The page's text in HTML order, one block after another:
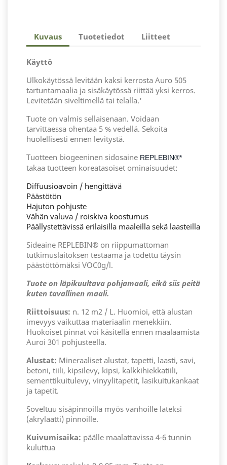
Kuvaus Tuotetiedot Liitteet
Käyttö
Ulkokäytössä levitään kaksi kerrosta Auro 505
tartuntamaalia ja sisäkäytössä riittää yksi kerros.
Levitetään siveltimellä tai telalla.'
Tuote on valmis sellaisenaan. Voidaan
tarvittaessa ohentaa 5 % vedellä. Sekoita
huolellisesti ennen levitystä.
Tuotteen biogeeninen sidosaine REPLEBIN®*
takaa tuotteen koreatasoiset ominaisuudet:
Diffuusioavoin / hengittävä
Päästötön
Hajuton pohjuste
Vähän valuva / roiskiva koostumus
Päällystettävissä erilaisilla maaleilla sekä laasteilla
Sideaine REPLEBIN® on riippumattoman
tutkimuslaitoksen testaama ja todettu täysin
päästöttömäksi VOC0g/l.
Tuote on läpikuultava pohjamaali, eikä siis peitä
kuten tavallinen maali.
Riittoisuus: n. 12 m2 / L. Huomioi, että alustan
imevyys vaikuttaa materiaalin menekkiin.
Huokoiset pinnat voi käsitellä ennen maalaamista
Auroi 301 pohjusteella.
Alustat: Mineraaliset alustat, tapetti, laasti, savi,
betoni, tiili, kipsilevy, kipsi, kalkkihiekkatiili,
sementtikuitulevy, vinyylitapetit, lasikuitukankaat
ja tapetit.
Soveltuu sisäpinnoilla myös vanhoille lateksi
(akrylaatti) pinnoille.
Kuivumisaika: päälle maalattavissa 4-6 tunnin
kuluttua